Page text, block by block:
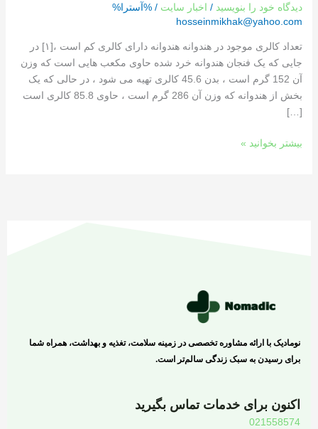
دیدگاه‌ خود را بنویسید / اخبار سایت / %آسترا%
hosseinmikhak@yahoo.com
تعداد کالری موجود در هندوانه هندوانه دارای کالری کم است ،[١] در
جایی که یک فنجان هندوانه خرد شده حاوی مکعب هایی است که وزن
آن 152 گرم است ، بدن 45.6 کالری تهیه می شود ، در حالی که یک
بخش از هندوانه که وزن آن 286 گرم است ، حاوی 85.8 کالری است
[…]
بیشتر بخوانید »
نومادیک با ارائه مشاوره تخصصی در زمینه سلامت، تغذیه و بهداشت، همراه شما
برای رسیدن به سبک زندگی سالم‌تر است.
اکنون برای خدمات تماس بگیرید
021558574